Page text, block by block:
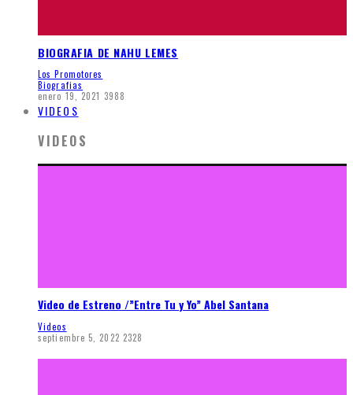
BIOGRAFIA DE NAHU LEMES
Los Promotores
Biografias
enero 19, 2021 3988
VIDEOS
VIDEOS
Video de Estreno /”Entre Tu y Yo” Abel Santana
Videos
septiembre 5, 2022 2328